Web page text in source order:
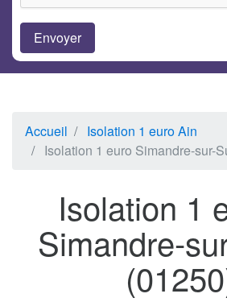
Accueil
Isolation 1 euro Ain
Isolation 1 euro Simandre-sur-
Isolation 1
Simandre-